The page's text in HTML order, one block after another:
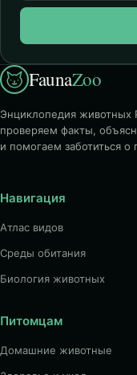
FaunaZoo
Энциклопедия животных
проверяем факты,
и помогаем заботиться о
Навигация
Атлас видов
Среды обитания
Биология животных
Питомцам
Домашние животные